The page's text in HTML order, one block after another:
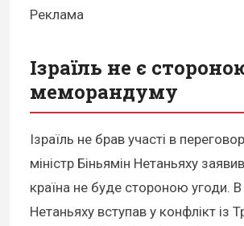
Реклама
Ізраїль не є
меморандуму
Ізраїль не брав участі в
міністр Біньямін Нетаньяху
країна не буде стороною угоди. В
Нетаньяху вступав у конфлікт із